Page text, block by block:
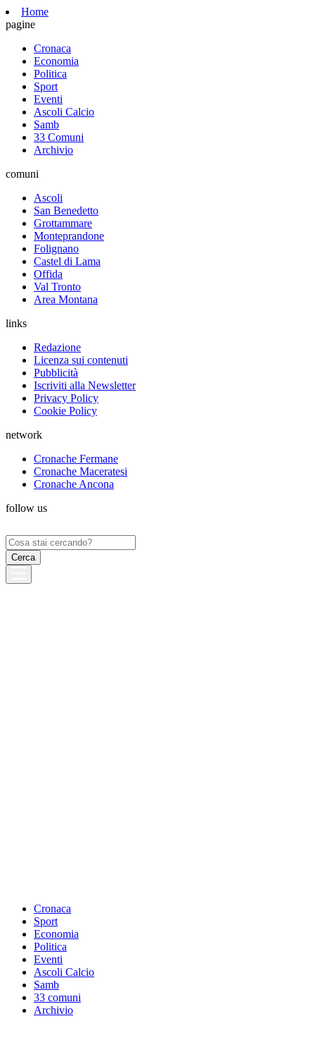
Home
pagine
Cronaca
Economia
Politica
Sport
Eventi
Ascoli Calcio
Samb
33 Comuni
Archivio
comuni
Ascoli
San Benedetto
Grottammare
Monteprandone
Folignano
Castel di Lama
Offida
Val Tronto
Area Montana
links
Redazione
Licenza sui contenuti
Pubblicità
Iscriviti alla Newsletter
Privacy Policy
Cookie Policy
network
Cronache Fermane
Cronache Maceratesi
Cronache Ancona
follow us
Ricerca
per:
Cronaca
Sport
Economia
Politica
Eventi
Ascoli Calcio
Samb
33 comuni
Archivio